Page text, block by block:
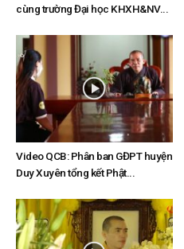
cùng trường Đại học KHXH&NV...
Video QCB: Phân ban GĐPT huyện
Duy Xuyên tổng kết Phật...